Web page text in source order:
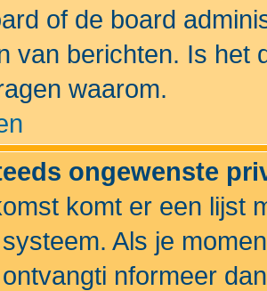
of de board
van berichten. Is het
waarom.
ongewenste
komt er een lijst
Als je
nformeer